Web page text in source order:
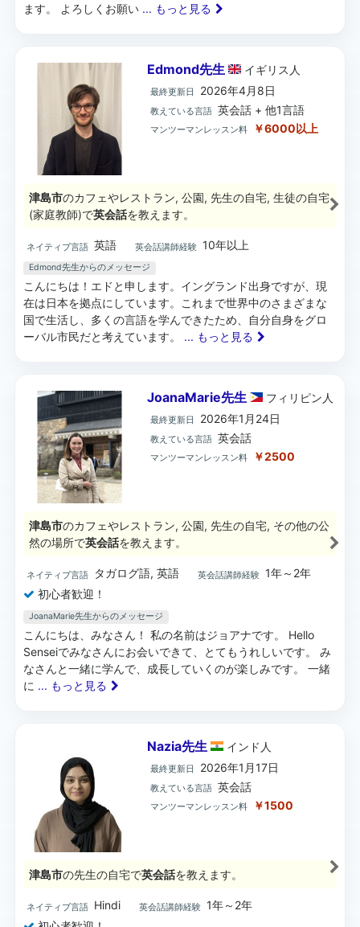
ます。 よろしくお願い ... もっと見る
Edmond先生 イギリス 人
最終更新日 2026年4月8日
教えている言語 英会話 + 他1言語
マンツーマンレッスン料 ￥6000以上
津島市のカフェやレストラン, 公園, 先生の自宅, 生徒の自宅
(家庭教師)で英会話を教えます。
ネイティブ言語 英語 英会話講師経験 10年以上
Edmond先生からのメッセージ
こんにちは！エドと申します。イングランド出身ですが、現
在は日本を拠点にしています。これまで世界中のさまざまな
国で生活し、多くの言語を学んできたため、自分自身をグロ
ーバル市民だと考えています。 ... もっと見る
JoanaMarie先生 フィリピン 人
最終更新日 2026年1月24日
教えている言語 英会話
マンツーマンレッスン料 ￥2500
津島市のカフェやレストラン, 公園, 先生の自宅, その他の公
然の場所で英会話を教えます。
ネイティブ言語 タガログ語, 英語 英会話講師経験 1年～2年
初心者歓迎！
JoanaMarie先生からのメッセージ
こんにちは、みなさん！ 私の名前はジョアナです。 Hello
Senseiでみなさんにお会いできて、とてもうれしいです。 み
なさんと一緒に学んで、成長していくのが楽しみです。 一緒
に ... もっと見る
Nazia先生 インド 人
最終更新日 2026年1月17日
教えている言語 英会話
マンツーマンレッスン料 ￥1500
津島市の先生の自宅で英会話を教えます。
ネイティブ言語 Hindi 英会話講師経験 1年～2年